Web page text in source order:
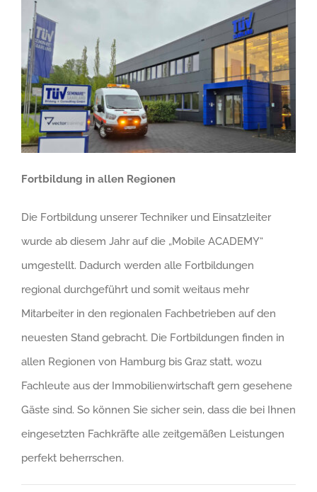
Fortbildung in allen Regionen
Die Fortbildung unserer Techniker und Einsatzleiter
wurde ab diesem Jahr auf die „Mobile ACADEMY“
umgestellt. Dadurch werden alle Fortbildungen
regional durchgeführt und somit weitaus mehr
Mitarbeiter in den regionalen Fachbetrieben auf den
neuesten Stand gebracht. Die Fortbildungen finden in
allen Regionen von Hamburg bis Graz statt, wozu
Fachleute aus der Immobilienwirtschaft gern gesehene
Gäste sind. So können Sie sicher sein, dass die bei Ihnen
eingesetzten Fachkräfte alle zeitgemäßen Leistungen
perfekt beherrschen.